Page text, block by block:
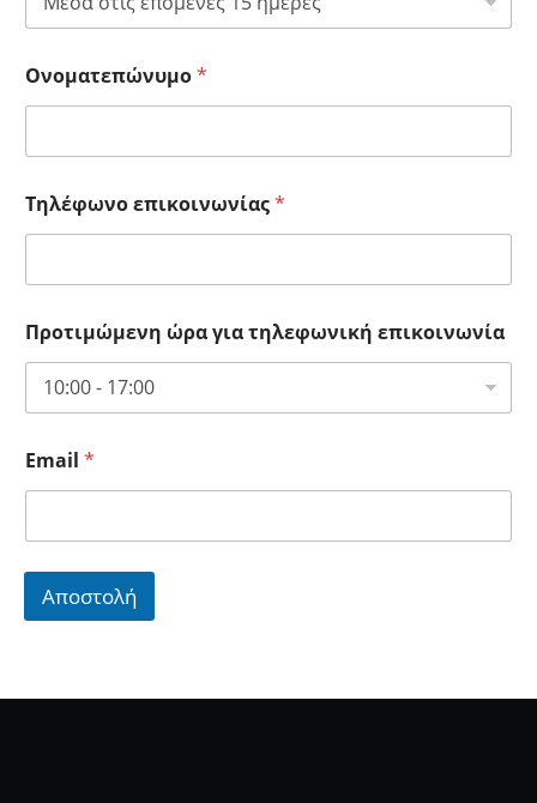
Ονοματεπώνυμο*
Τηλέφωνο επικοινωνίας*
Προτιμώμενη ώρα για τηλεφωνική επικοινωνία
Email *
Αποστολή